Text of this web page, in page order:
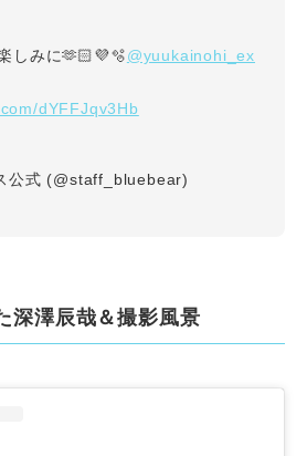
しみに🫶🏻︎💜🫧@yuukainohi_ex
dYFFJqv3Hb
公式 (@staff_bluebear)
深澤辰哉＆撮影風景